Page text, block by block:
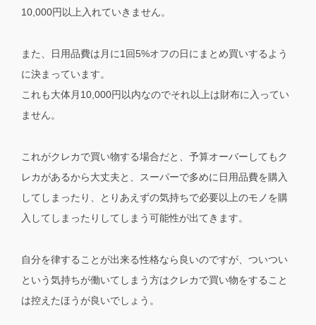
10,000円以上入れていきません。
また、日用品費は月に1回5%オフの日にまとめ買いするよう
に決まっています。
これも大体月10,000円以内なのでそれ以上は財布に入ってい
ません。
これがクレカで買い物する場合だと、予算オーバーしてもク
レカがあるから大丈夫と、スーパーで多めに日用品費を購入
してしまったり、とりあえずの気持ちで必要以上のモノを購
入してしまったりしてしまう可能性が出てきます。
自分を律することが出来る性格なら良いのですが、ついつい
という気持ちが働いてしまう方はクレカで買い物をすること
は控えたほうが良いでしょう。